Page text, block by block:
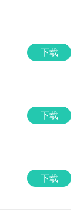
下载
下载
下载